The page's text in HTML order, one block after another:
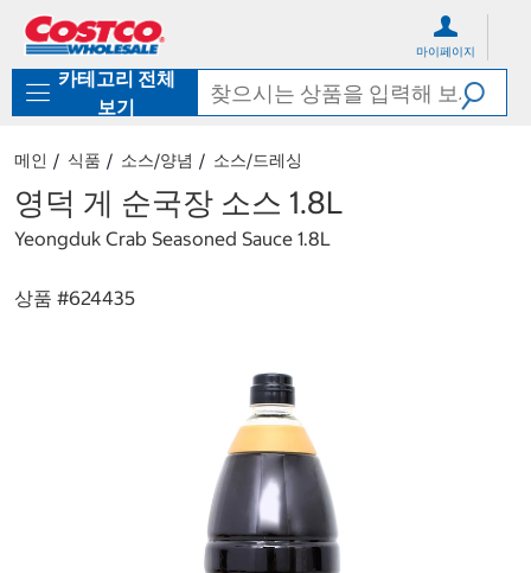
로
기
가
마이페이지
카테고리 전체
보기
메인 식품 소스/양념 소스/드레싱
영덕 게 순국장 소스 1.8L
Yeongduk Crab Seasoned Sauce 1.8L
상품 #624435